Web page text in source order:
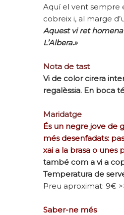
Aquí el vent sempre
cobreix i, al marge
Aquest vi ret
L’Albera.»
Nota de tast
Vi de color cirera
regalèssia. En boca
Maridatge
És un negre jove de
més desenfadats:
xai a la brasa o unes
també com a vi a
Temperatura de
Preu aproximat: 9€
Saber-ne més